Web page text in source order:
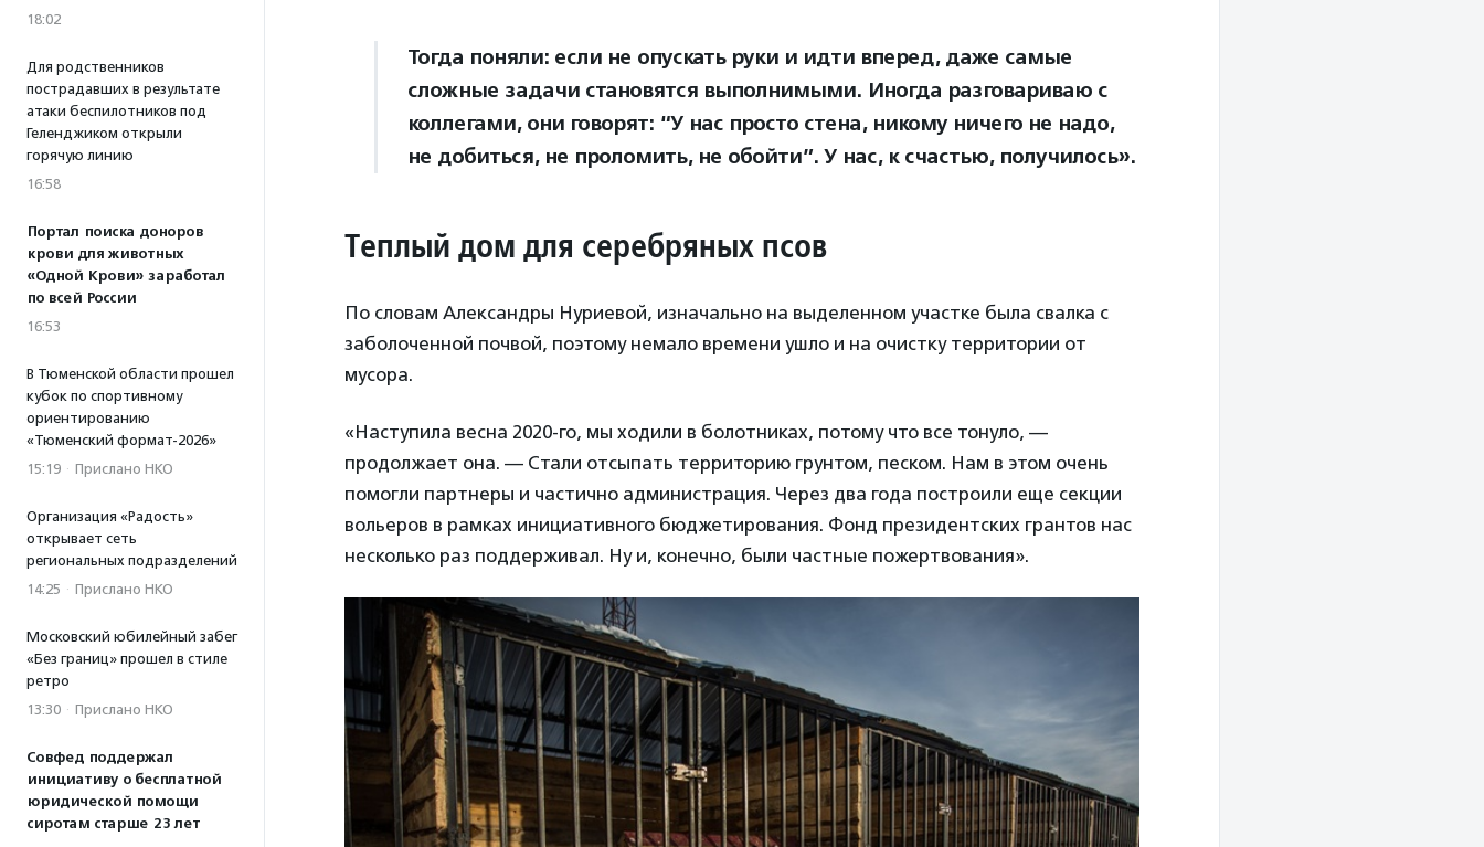
18:02
Для родственников
пострадавших в результате
атаки беспилотников под
Геленджиком открыли
горячую линию
16:58
Портал поиска доноров
крови для животных
«Одной Крови» заработал
по всей России
16:53
В Тюменской области прошел
кубок по спортивному
ориентированию
«Тюменский формат-2026»
15:19 · Прислано НКО
Организация «Радость»
открывает сеть
региональных подразделений
14:25 · Прислано НКО
Московский юбилейный забег
«Без границ» прошел в стиле
ретро
13:30 · Прислано НКО
Совфед поддержал
инициативу о бесплатной
юридической помощи
сиротам старше 23 лет
Тогда поняли: если не опускать руки и идти вперед, даже самые
сложные задачи становятся выполнимыми. Иногда разговариваю с
коллегами, они говорят: “У нас просто стена, никому ничего не надо,
не добиться, не проломить, не обойти”. У нас, к счастью, получилось».
Теплый дом для серебряных псов
По словам Александры Нуриевой, изначально на выделенном участке была свалка с
заболоченной почвой, поэтому немало времени ушло и на очистку территории от
мусора.
«Наступила весна 2020-го, мы ходили в болотниках, потому что все тонуло, —
продолжает она. — Стали отсыпать территорию грунтом, песком. Нам в этом очень
помогли партнеры и частично администрация. Через два года построили еще секции
вольеров в рамках инициативного бюджетирования. Фонд президентских грантов нас
несколько раз поддерживал. Ну и, конечно, были частные пожертвования».